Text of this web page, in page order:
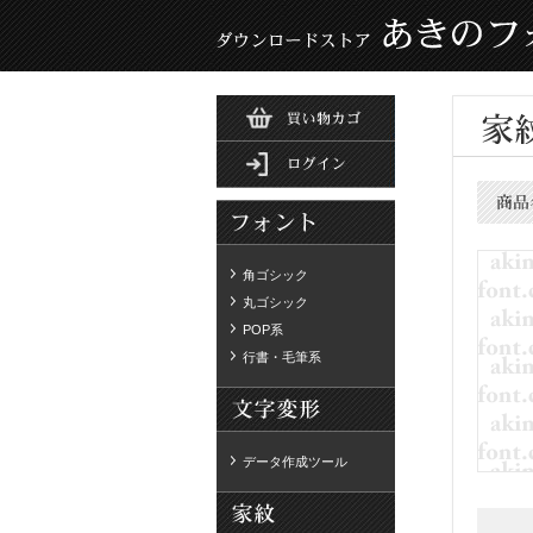
角ゴシック
丸ゴシック
POP系
行書・毛筆系
データ作成ツール